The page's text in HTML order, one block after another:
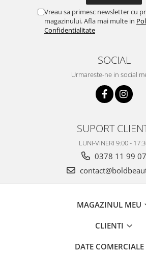
Vreau sa primesc newsletter cu
magazinului. Afla mai multe in
Confidentialitate
SOCIAL
Urmareste-ne in social
SUPORT
LUNI-VINERI 9:00 -
0378 11 99 07
MAGAZINUL MEU
CLIENTI
DATE COMERCIALE